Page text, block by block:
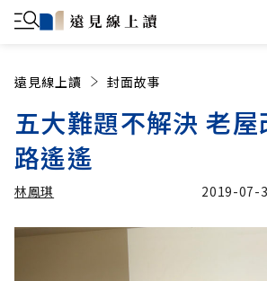
遠見線上讀 封面故事
五大難題不解決 老屋
路遙遙
林鳳琪 2019-07-